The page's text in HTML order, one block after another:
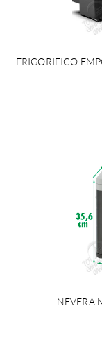
FRIGORIFICO
NEVERA